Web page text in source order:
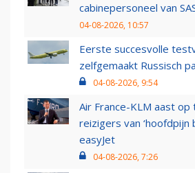
cabinepersoneel van
04-08-2026, 10:57
Eerste succesvolle
zelfgemaakt Russisch
04-08-2026, 9:54
Air France-KLM aast op
reizigers van ‘hoofdpijn
easyJet
04-08-2026, 7:26